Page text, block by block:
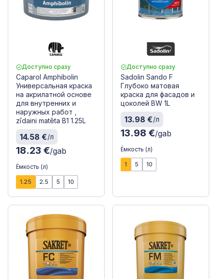
Доступно сразу
Caparol Amphibolin
Универсальная краска
на акрилатной основе
для внутренних и
наружных работ ,
zīdaini matēta B1 1.25L
14.58 €/л
18.23 €/gab
Ёмкость (л)
1.25 2.5 5 10
Доступно сразу
Sadolin Sando F
Глубоко матовая
краска для фасадов и
цоколей BW 1L
13.98 €/л
13.98 €/gab
Ёмкость (л)
1 5 10